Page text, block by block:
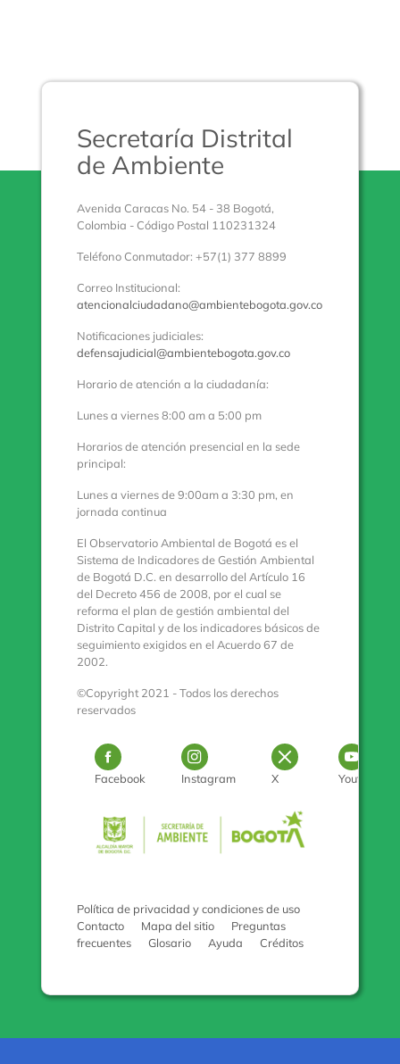
Secretaría Distrital
de Ambiente
Avenida Caracas No. 54 - 38 Bogotá,
Colombia - Código Postal 110231324
Teléfono Conmutador: +57(1) 377 8899
Correo Institucional:
atencionalciudadano@ambientebogota.gov.co
Notificaciones judiciales:
defensajudicial@ambientebogota.gov.co
Horario de atención a la ciudadanía:
Lunes a viernes 8:00 am a 5:00 pm
Horarios de atención presencial en la sede
principal:
Lunes a viernes de 9:00am a 3:30 pm, en
jornada continua
El Observatorio Ambiental de Bogotá es el
Sistema de Indicadores de Gestión Ambiental
de Bogotá D.C. en desarrollo del Artículo 16
del Decreto 456 de 2008, por el cual se
reforma el plan de gestión ambiental del
Distrito Capital y de los indicadores básicos de
seguimiento exigidos en el Acuerdo 67 de
2002.
©Copyright 2021 - Todos los derechos
reservados
Facebook Logo Facebook
InstagramLogo Instagram
XLogo TwitterYoutube
Política de privacidad y condiciones de uso
Contacto
Mapa del sitio
Preguntas
frecuentes
Glosario Ayuda Créditos